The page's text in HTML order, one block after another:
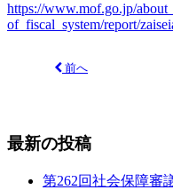
https://www.mof.go.jp/
of_fiscal_system/report/
前へ
最新の投稿
第262回社会保障審